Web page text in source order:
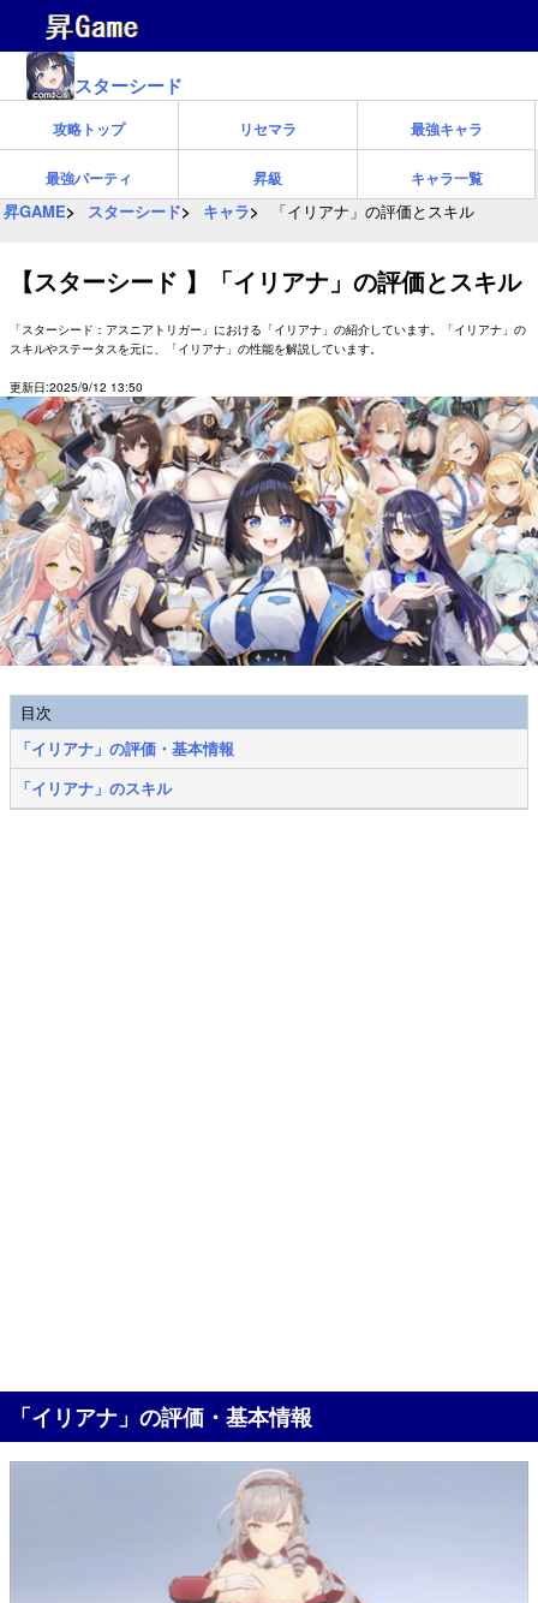
スターシード
攻略トップ リセマラ 最強キャラ
最強パーティ 昇級 キャラ一覧
昇GAME スターシード キャラ 「イリアナ」の評価とスキル
【スターシード 】「イリアナ」の評価とスキル
「スターシード：アスニアトリガー」における「イリアナ」の紹介しています。「イリアナ」の
スキルやステータスを元に、「イリアナ」の性能を解説しています。
更新日:2025/9/12 13:50
目次
「イリアナ」の評価・基本情報
「イリアナ」のスキル
「イリアナ」の評価・基本情報